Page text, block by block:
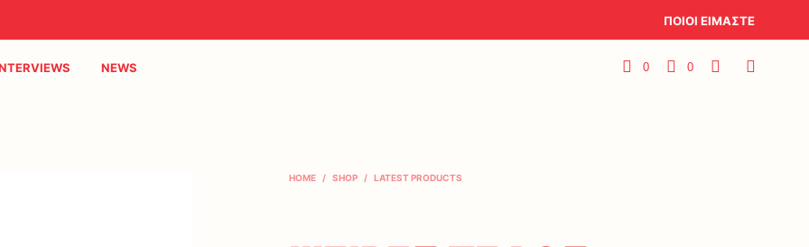
ΠΟΙΟΙ ΕΙΜΑΣΤΕ
NEWS 0 0
HOME / SHOP / LATEST PRODUCTS